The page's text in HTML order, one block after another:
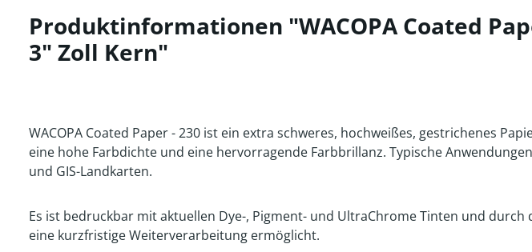
Produktinformationen "WACOPA Coated
3" Zoll Kern"
WACOPA Coated Paper - 230 ist ein extra schweres, hochweißes, gestrichenes
eine hohe Farbdichte und eine hervorragende Farbbrillanz. Typische
und GIS-Landkarten.
Es ist bedruckbar mit aktuellen Dye-, Pigment- und UltraChrome Tinten und
eine kurzfristige Weiterverarbeitung ermöglicht.